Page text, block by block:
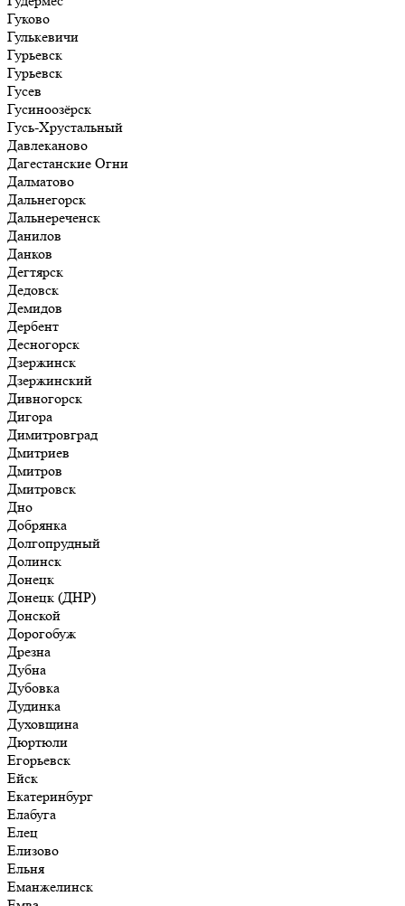
Гуково
Гулькевичи
Гурьевск
Гурьевск
Гусев
Гусиноозёрск
Гусь-Хрустальный
Давлеканово
Дагестанские Огни
Далматово
Дальнегорск
Дальнереченск
Данилов
Данков
Дегтярск
Дедовск
Демидов
Дербент
Десногорск
Дзержинск
Дзержинский
Дивногорск
Дигора
Димитровград
Дмитриев
Дмитров
Дмитровск
Дно
Добрянка
Долгопрудный
Долинск
Донецк
Донецк (ДНР)
Донской
Дорогобуж
Дрезна
Дубна
Дубовка
Дудинка
Духовщина
Дюртюли
Егорьевск
Ейск
Екатеринбург
Елабуга
Елец
Елизово
Ельня
Еманжелинск